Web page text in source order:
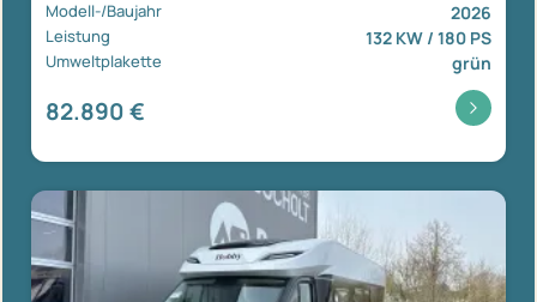
Modell-/Baujahr 2026
Leistung 132 KW / 180 PS
Umweltplakette grün
82.890 €